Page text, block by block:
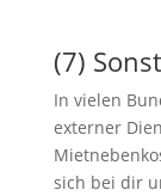
(7)
In vielen
externer
sich bei dir